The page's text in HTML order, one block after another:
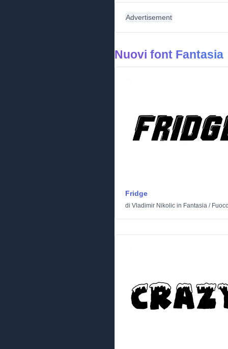
Advertisement
Nuovi font Fantasia
Fridge
di Vladimir Nikolic in Fantasia /